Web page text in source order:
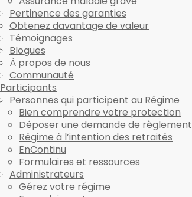
Pertinence des garanties
Obtenez davantage de valeur
Témoignages
Blogues
À propos de nous
Communauté
Participants
Personnes qui participent au Régime
Bien comprendre votre protection
Déposer une demande de règlement
Régime à l’intention des retraités
EnContinu
Formulaires et ressources
Administrateurs
Gérez votre régime